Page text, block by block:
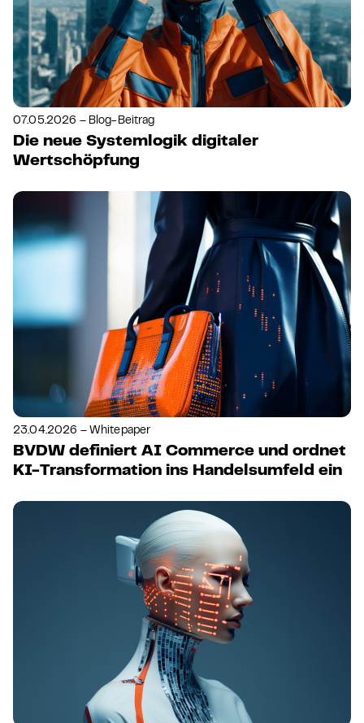
07.05.2026 – Blog-Beitrag
Die neue Systemlogik digitaler
Wertschöpfung
23.04.2026 – Whitepaper
BVDW definiert AI Commerce und ordnet
KI-Transformation ins Handelsumfeld ein